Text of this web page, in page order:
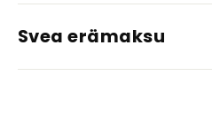
Svea erämaksu